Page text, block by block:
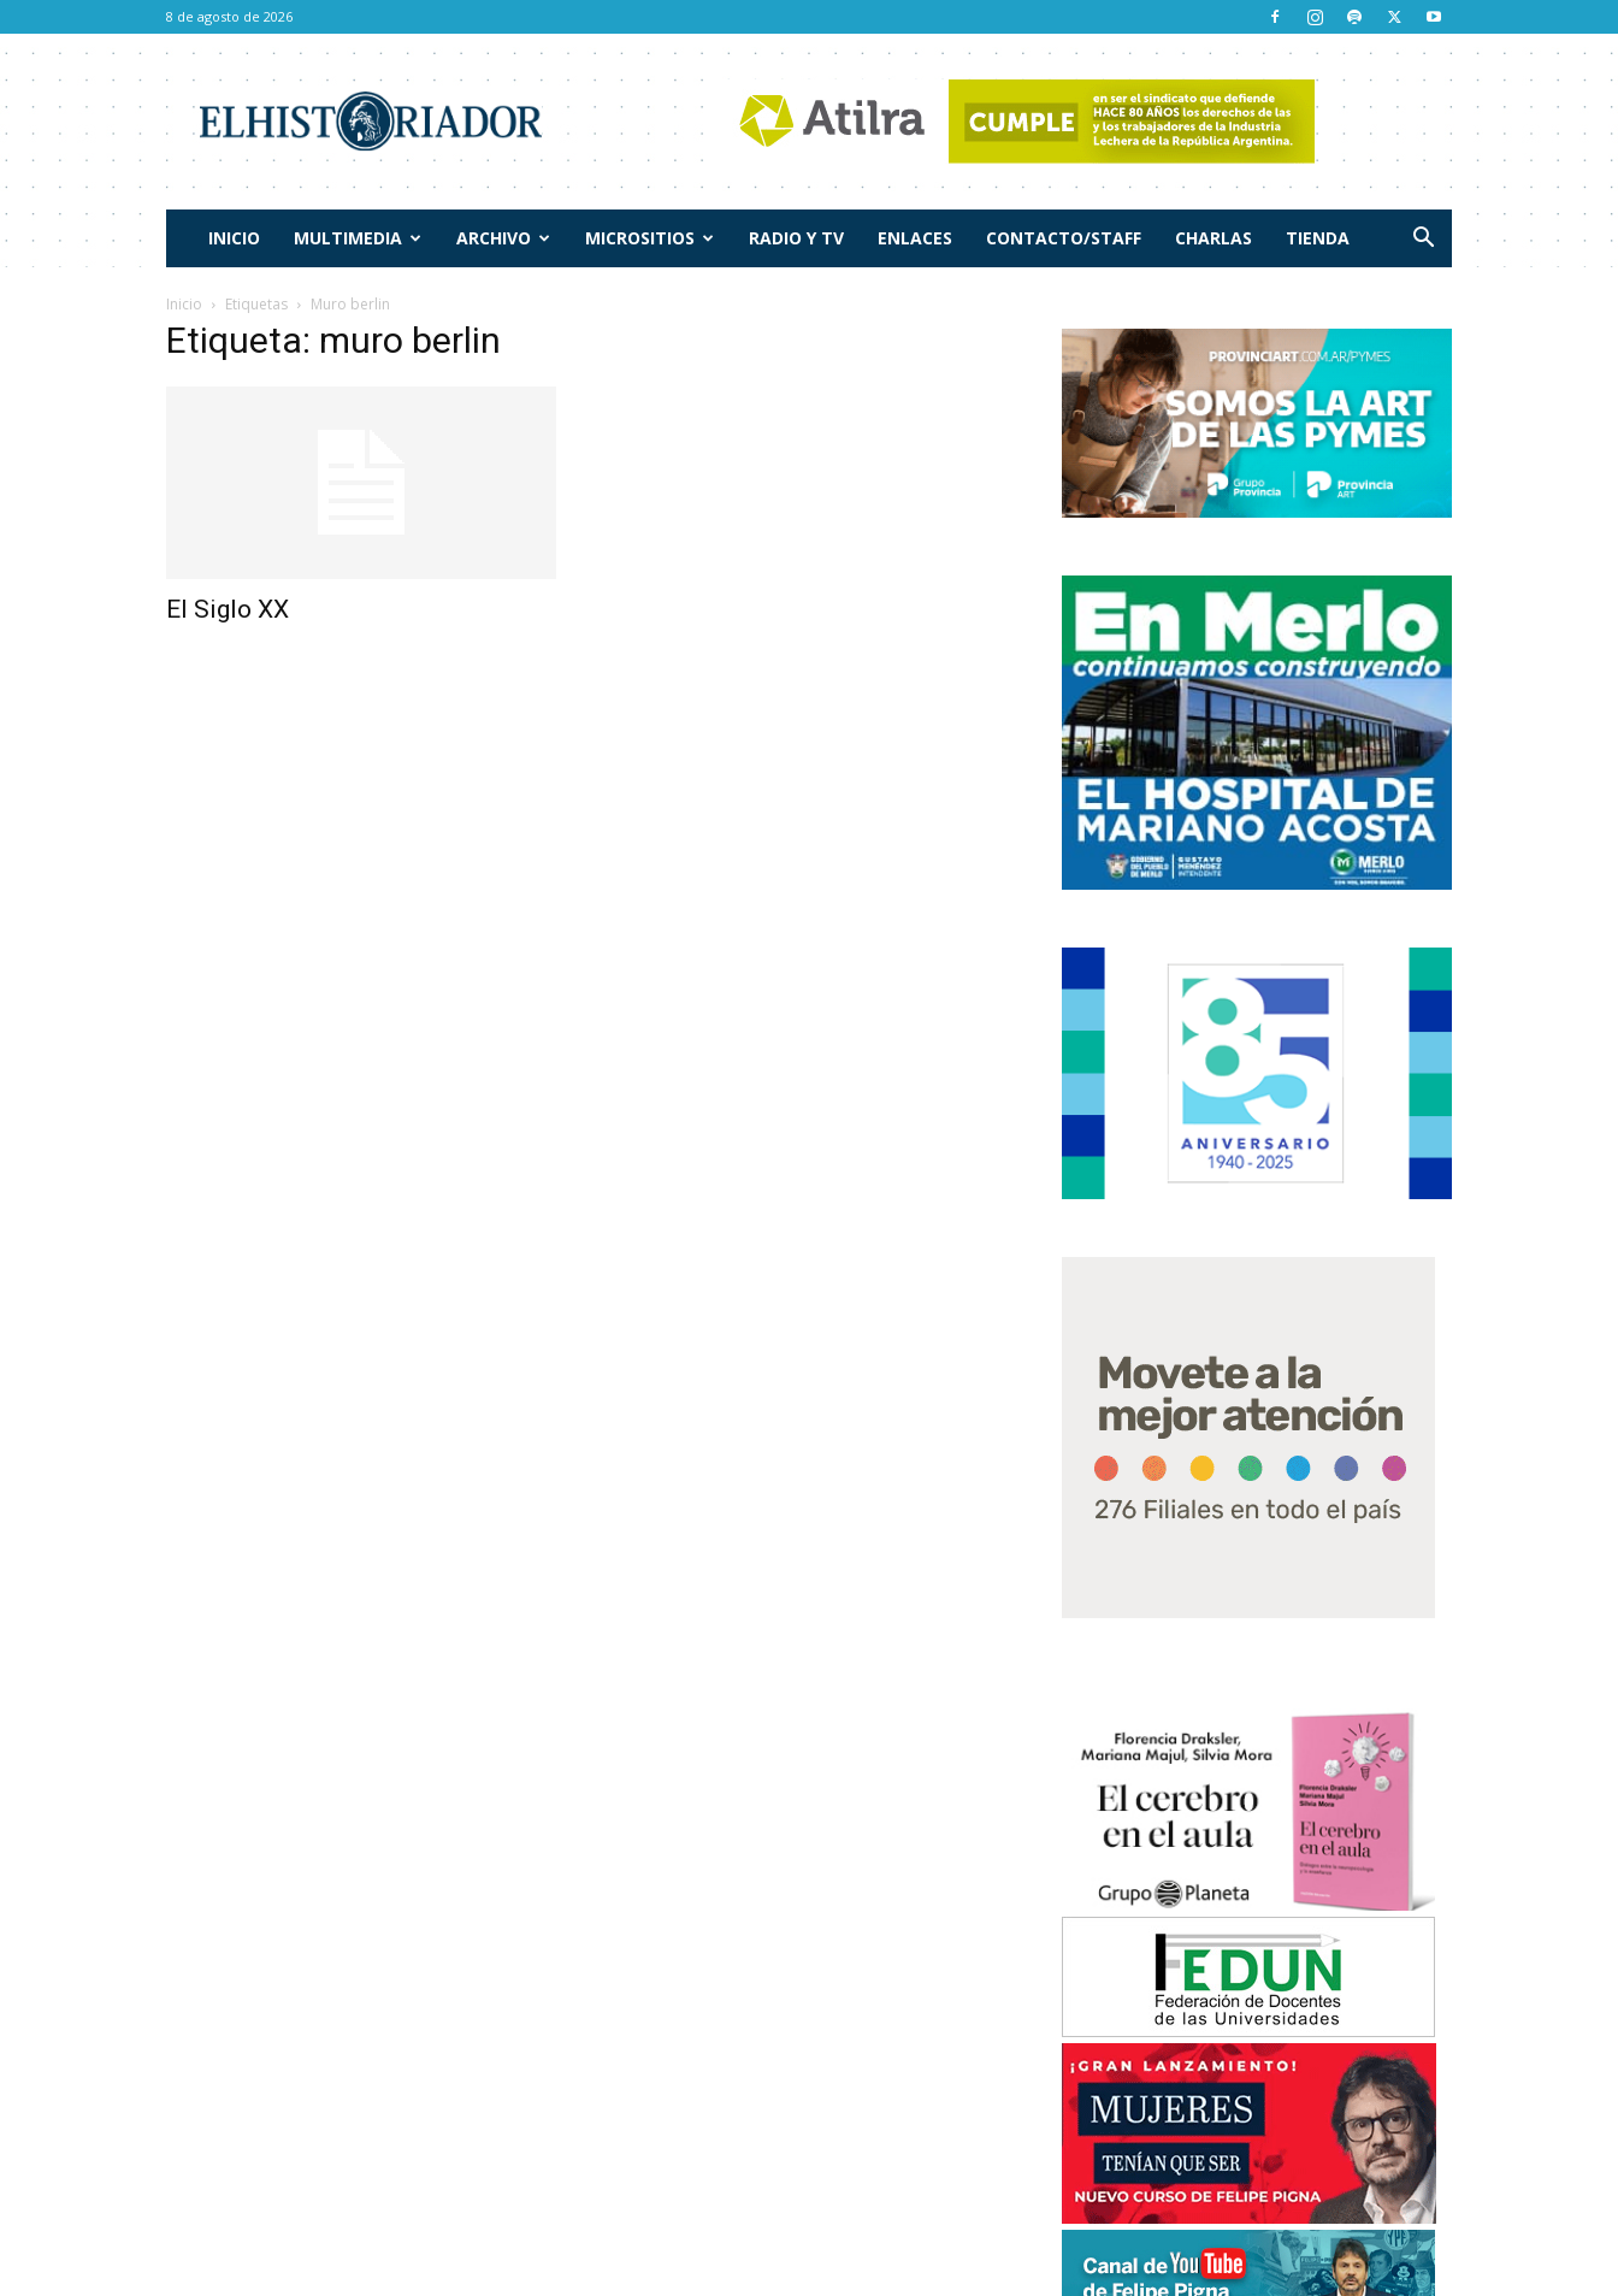
8 de agosto de 2026
Historiador
INICIO MULTIMEDIA ARCHIVO MICROSITIOS RADIO Y TV ENLACES CONTACTO/STAFF CHARLAS TIENDA
Inicio Etiquetas Muro berlin
Etiqueta: muro berlin
El Siglo XX